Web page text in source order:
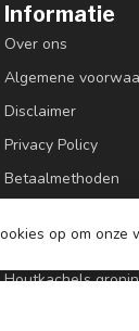
Informatie
Over ons
Algemene
Disclaimer
Privacy Policy
Betaalmethoden
Klantenservice
Houtkachels
op om onze